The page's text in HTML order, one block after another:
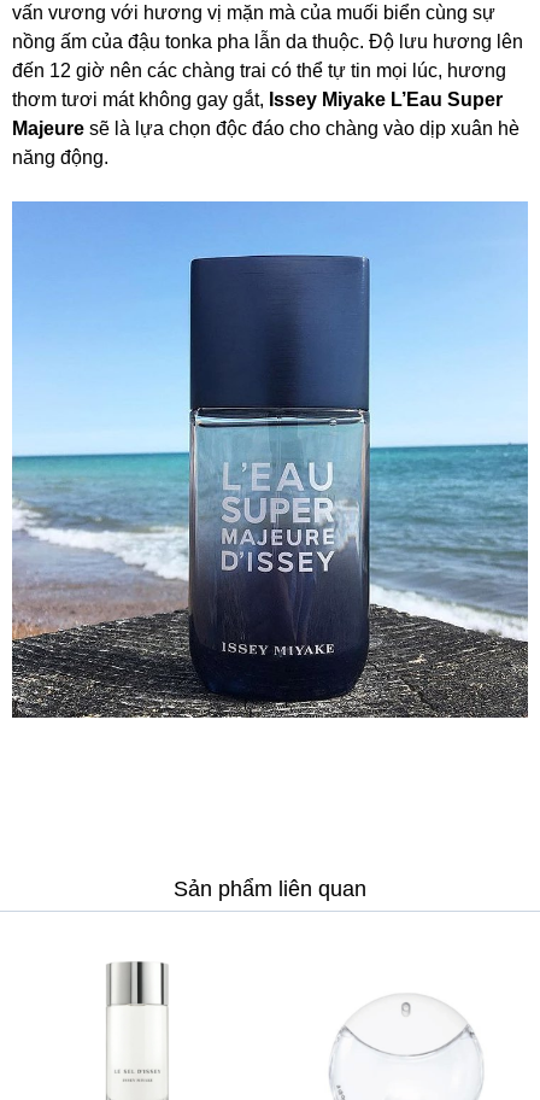
vấn vương với hương vị mặn mà của muối biển cùng sự
nồng ấm của đậu tonka pha lẫn da thuộc. Độ lưu hương lên
đến 12 giờ nên các chàng trai có thể tự tin mọi lúc, hương
thơm tươi mát không gay gắt, Issey Miyake L’Eau Super
Majeure sẽ là lựa chọn độc đáo cho chàng vào dịp xuân hè
năng động.
Sản phẩm liên quan